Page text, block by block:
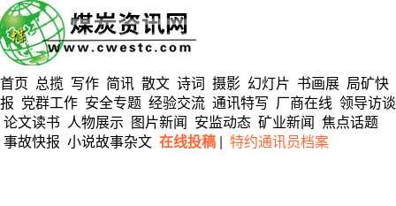
首页 总揽 写作 简讯 散文 诗词 摄影 幻灯片 书画展 局矿快
报 党群工作 安全专题 经验交流 通讯特写 厂商在线 领导访谈
论文读书
人物展示 图片新闻 安监动态 矿业新闻
焦点话题
事故快报 小说故事杂文 在线投稿 特约通讯员档案